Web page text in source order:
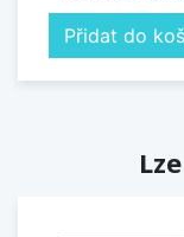
Přidat do